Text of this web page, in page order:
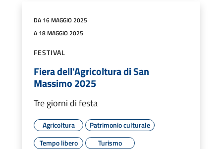
DA 16 MAGGIO 2025
A 18 MAGGIO 2025
FESTIVAL
Fiera dell'Agricoltura di San
Massimo 2025
Tre giorni di festa
Agricoltura
Patrimonio culturale
Tempo libero
Turismo